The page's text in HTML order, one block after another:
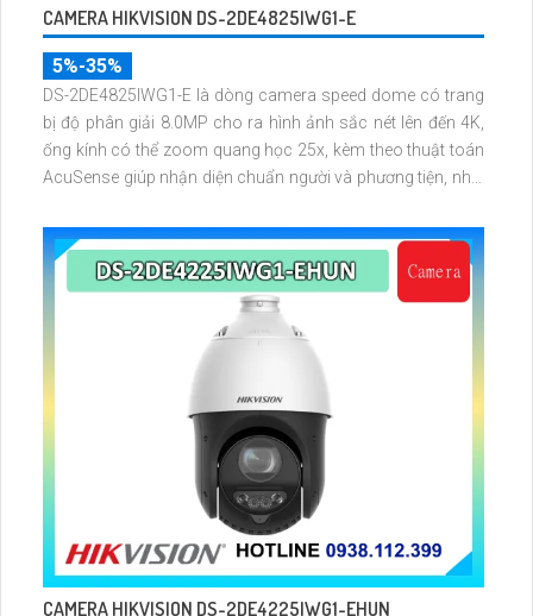
CAMERA HIKVISION DS-2DE4825IWG1-E
5%-35%
DS-2DE4825IWG1-E là dòng camera speed dome có trang
bị độ phân giải 8.0MP cho ra hình ảnh sắc nét lên đến 4K,
ống kính có thể zoom quang học 25x, kèm theo thuật toán
AcuSense giúp nhận diện chuẩn người và phương tiện, nhìn
CAMERA HIKVISION DS-2DE4225IWG1-EHUN